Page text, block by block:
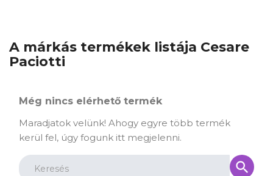
A márkás termékek listája Cesare
Paciotti
Még nincs elérhető termék
Maradjatok velünk! Ahogy egyre több termék
kerül fel, úgy fogunk itt megjelenni.
search